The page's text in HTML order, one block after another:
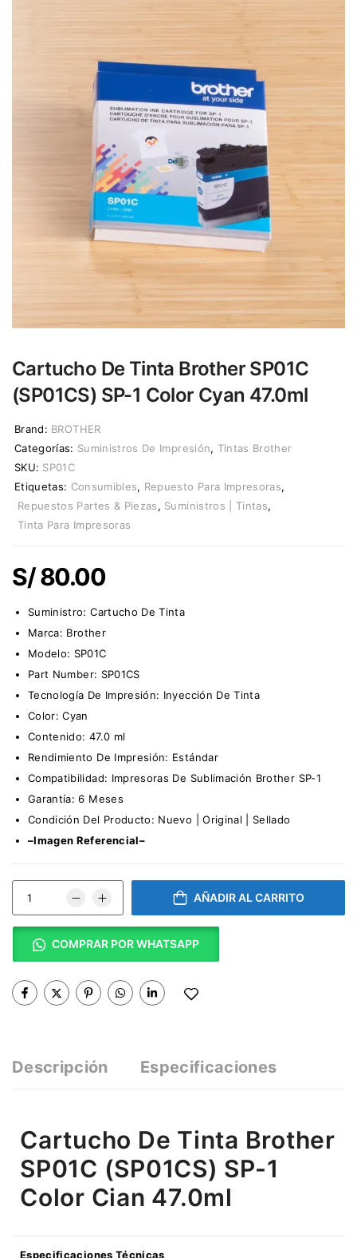
Cartucho De Tinta Brother SP01C
(SP01CS) SP-1 Color Cyan 47.0ml
Brand: BROTHER
Categorías: Suministros De Impresión, Tintas Brother
SKU: SP01C
Etiquetas: Consumibles, Repuesto Para Impresoras,
Repuestos Partes & Piezas, Suministros | Tintas,
Tinta Para Impresoras
S/80.00
Suministro:Cartucho De Tinta
Marca: Brother
Modelo: SP01C
Part Number: SP01CS
Tecnología De Impresión: Inyección De Tinta
Color: Cyan
Contenido: 47.0 ml
Rendimiento De Impresión: Estándar
Compatibilidad: Impresoras De Sublimación Brother SP-1
Garantía: 6 Meses
Condición Del Producto: Nuevo | Original | Sellado
–Imagen Referencial–
AÑADIR AL CARRITO
COMPRAR POR WHATSAPP
Descripción Especificaciones
Cartucho De Tinta Brother
SP01C (SP01CS) SP-1
Color Cian 47.0ml
Especificaciones Técnicas